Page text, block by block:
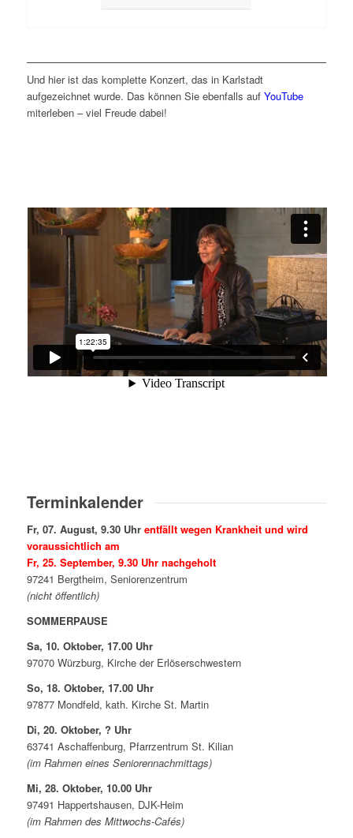
Und hier ist das komplette Konzert, das in Karlstadt
aufgezeichnet wurde. Das können Sie ebenfalls auf YouTube
miterleben – viel Freude dabei!
Terminkalender
Fr, 07. August, 9.30 Uhr entfällt wegen Krankheit und wird
voraussichtlich am
Fr, 25. September, 9.30 Uhr nachgeholt
97241 Bergtheim, Seniorenzentrum
(nicht öffentlich)
SOMMERPAUSE
Sa, 10. Oktober, 17.00 Uhr
97070 Würzburg, Kirche der Erlöserschwestern
So, 18. Oktober, 17.00 Uhr
97877 Mondfeld, kath. Kirche St. Martin
Di, 20. Oktober, ? Uhr
63741 Aschaffenburg, Pfarrzentrum St. Kilian
(im Rahmen eines Seniorennachmittags)
Mi, 28. Oktober, 10.00 Uhr
97491 Happertshausen, DJK-Heim
(im Rahmen des Mittwochs-Cafés)